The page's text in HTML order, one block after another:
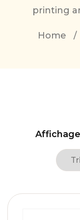
printing
Home /